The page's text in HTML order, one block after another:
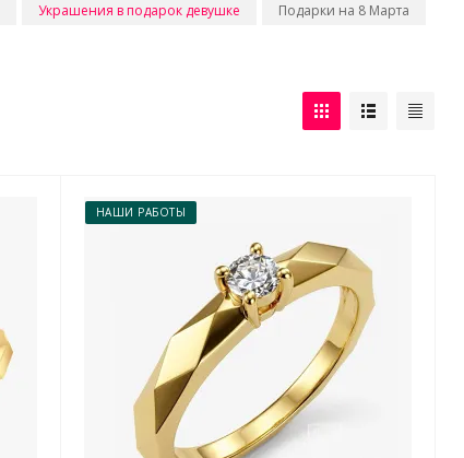
Украшения в подарок девушке
Подарки на 8 Марта
НАШИ РАБОТЫ